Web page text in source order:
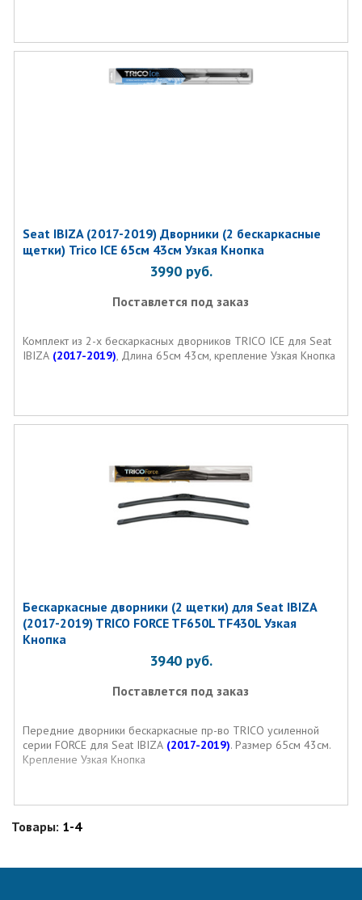
Seat IBIZA (2017-2019) Дворники (2 бескаркасные
щетки) Trico ICE 65см 43см Узкая Кнопка
3990 руб.
Поставлется под заказ
Комплект из 2-х бескаркасных дворников TRICO ICE для Seat
IBIZA(2017-2019), Длина 65см 43см, крепление Узкая Кнопка
Бескаркасные дворники (2 щетки) для Seat IBIZA
(2017-2019) TRICO FORCE TF650L TF430L Узкая
Кнопка
3940 руб.
Поставлется под заказ
Передние дворники бескаркасные пр-во TRICO усиленной
серии FORCE для Seat IBIZA(2017-2019). Размер 65см 43см.
Крепление Узкая Кнопка
Товары: 1-4